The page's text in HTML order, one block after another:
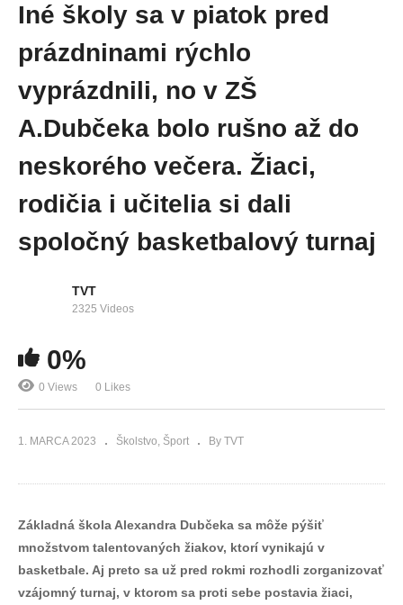
Iné školy sa v piatok pred
prázdninami rýchlo
vyprázdnili, no v ZŠ
A.Dubčeka bolo rušno až do
neskorého večera. Žiaci,
rodičia i učitelia si dali
spoločný basketbalový turnaj
TVT
2325 Videos
0%
0 Views 0 Likes
1. MARCA 2023 Školstvo Šport By TVT
Základná škola Alexandra Dubčeka sa môže pýšiť
množstvom talentovaných žiakov, ktorí vynikajú v
basketbale. Aj preto sa už pred rokmi rozhodli zorganizovať
vzájomný turnaj, v ktorom sa proti sebe postavia žiaci,